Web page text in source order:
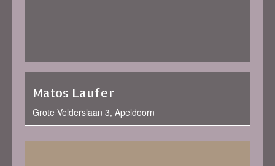
Matos Laufer
Grote Velderslaan 3, Apeldoorn